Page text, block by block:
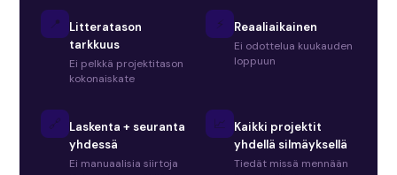
📍
Litteratason
tarkkuus
Ei pelkkä projektitason
kokonaiskate
⚡ Reaaliaikainen
Ei odottelua kuukauden
loppuun
🔗
Laskenta + seuranta
yhdessä
Ei manuaalisia siirtoja
📈
Kaikki projektit
yhdellä silmäyksellä
Tiedät missä mennään